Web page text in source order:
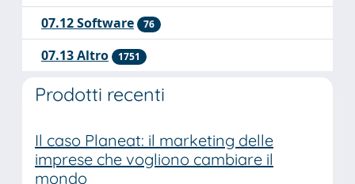
07.12 Software 76
07.13 Altro 1751
Prodotti recenti
Planeat: il marketing delle
che vogliono cambiare il
Ampliamento
Maria di Gesù